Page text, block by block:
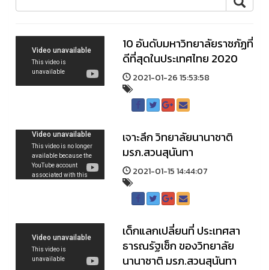
10 อันดับมหาวิทยาลัยราชภัฏที่
ดีที่สุดในประเทศไทย 2020
2021-01-26 15:53:58
เจาะลึก วิทยาลัยนานาชาติ
มรภ.สวนสุนันทา
2021-01-15 14:44:07
เด็กแลกเปลี่ยนที่ ประเทศสา
ธารณรัฐเช็ก ของวิทยาลัย
นานาชาติ มรภ.สวนสุนันทา